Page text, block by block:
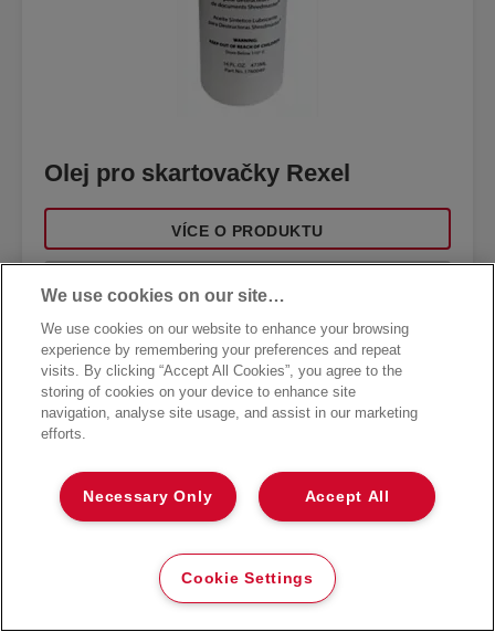
Olej pro skartovačky Rexel
VÍCE O PRODUKTU
We use cookies on our site…
We use cookies on our website to enhance your browsing
experience by remembering your preferences and repeat
visits. By clicking “Accept All Cookies”, you agree to the
storing of cookies on your device to enhance site
navigation, analyse site usage, and assist in our marketing
efforts.
Accept All
Necessary Only
Cookie Settings